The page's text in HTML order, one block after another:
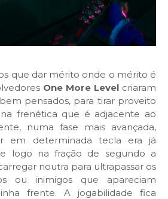
que dar mérito onde o mérito é
One More Level criaram
pensados, para tirar proveito
frenética que é adjacente ao
numa fase mais avançada,
em determinada tecla era já
logo na fração de segundo a
noutra para ultrapassar os
ou inimigos que apareciam
frente. A jogabilidade fica